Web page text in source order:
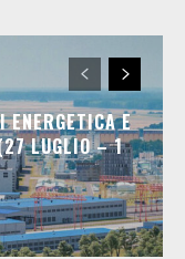
E
LUGLIO – 1